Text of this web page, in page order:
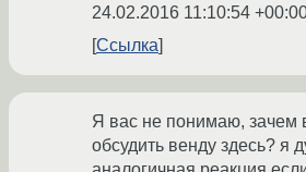
24.02.2016 11:10:54
Ссылка
Я вас не понимаю, зачем
обсудить венду здесь? я